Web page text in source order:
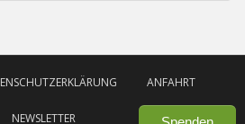
ANFAHRT
NEWSLETTER